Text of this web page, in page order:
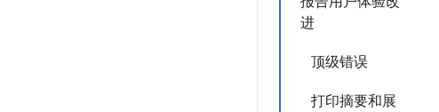
进
顶级错误
打印摘要和展